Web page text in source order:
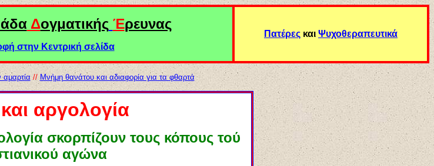
Δογματικής Έρευνας
στην Κεντρική σελίδα
Πατέρες και Ψυχοθεραπευτικά
αμαρτία // Μνήμη θανάτου και αδιαφορία για τα φθαρτά
αργολογία
σκορπίζουν τους κόπους τού
αγώνα